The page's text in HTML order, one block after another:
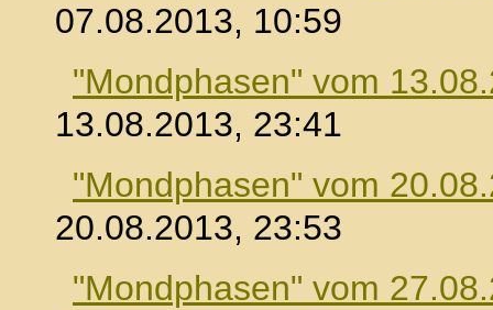
07.08.2013, 10:59
"Mondphasen" vom
13.08.2013, 23:41
"Mondphasen" vom
20.08.2013, 23:53
"Mondphasen" vom